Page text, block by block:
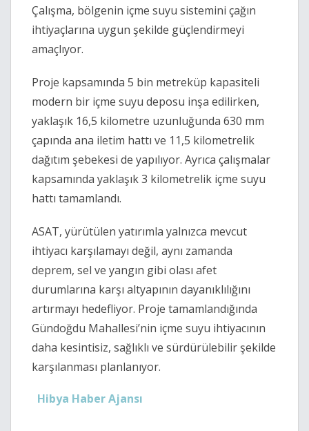
Çalışma, bölgenin içme suyu sistemini çağın
ihtiyaçlarına uygun şekilde güçlendirmeyi
amaçlıyor.
Proje kapsamında 5 bin metreküp kapasiteli
modern bir içme suyu deposu inşa edilirken,
yaklaşık 16,5 kilometre uzunluğunda 630 mm
çapında ana iletim hattı ve 11,5 kilometrelik
dağıtım şebekesi de yapılıyor. Ayrıca çalışmalar
kapsamında yaklaşık 3 kilometrelik içme suyu
hattı tamamlandı.
ASAT, yürütülen yatırımla yalnızca mevcut
ihtiyacı karşılamayı değil, aynı zamanda
deprem, sel ve yangın gibi olası afet
durumlarına karşı altyapının dayanıklılığını
artırmayı hedefliyor. Proje tamamlandığında
Gündoğdu Mahallesi’nin içme suyu ihtiyacının
daha kesintisiz, sağlıklı ve sürdürülebilir şekilde
karşılanması planlanıyor.
Hibya Haber Ajansı